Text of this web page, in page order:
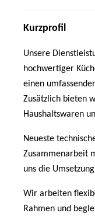
Kurzprofil
Unsere
hochwertiger
einen
Zusätzlich bieten
Haushaltswaren
Neueste
Zusammenarbeit
uns die
Wir arbeiten
Rahmen und